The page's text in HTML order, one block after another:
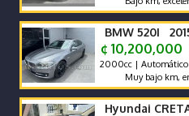
BMW 520I
¢ 10,200,000
2000cc |
Muy bajo km, en
Hyundai